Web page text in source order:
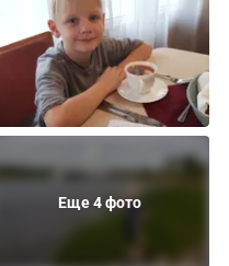
Еще 4 фото